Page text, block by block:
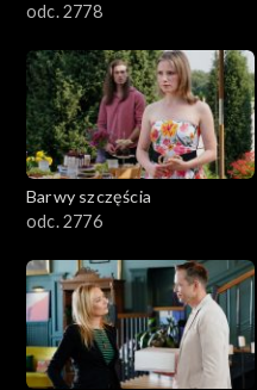
odc. 2778
Barwy szczęścia
odc. 2776